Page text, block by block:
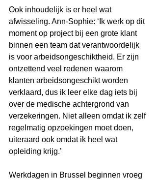
Ook inhoudelijk is er heel wat
afwisseling. Ann-Sophie: ‘Ik werk op dit
moment op project bij een grote klant
binnen een team dat verantwoordelijk
is voor arbeidsongeschiktheid. Er zijn
ontzettend veel redenen waarom
klanten arbeidsongeschikt worden
verklaard, dus ik leer elke dag iets bij
over de medische achtergrond van
verzekeringen. Niet alleen omdat ik zelf
regelmatig opzoekingen moet doen,
uiteraard ook omdat ik heel wat
opleiding krijg.’
Werkdagen in Brussel beginnen vroeg